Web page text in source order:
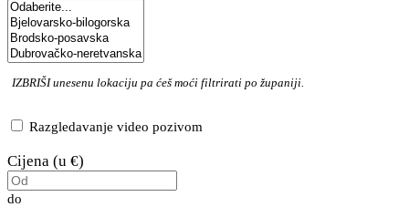
IZBRIŠIunesenu lokaciju pa ćeš moći filtrirati po županiji.
Razgledavanje video pozivom
Cijena (u €)
do